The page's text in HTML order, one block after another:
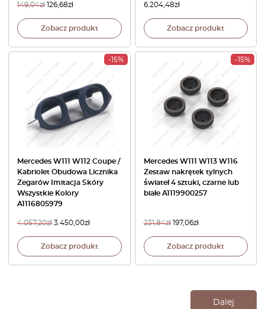
149,04zł 126,68zł
Zobacz produkt
6.204,48zł
Zobacz produkt
-15%
Mercedes W111 W112 Coupe /
Kabriolet Obudowa Licznika
Zegarów Imitacja Skóry
Wszystkie Kolory
A1116805979
4.057,20zł 3.450,00zł
Zobacz produkt
-15%
Mercedes W111 W113 W116
Zestaw nakrętek tylnych
świateł 4 sztuki, czarne lub
białe A1119900257
231,84zł 197,06zł
Zobacz produkt
Dalej